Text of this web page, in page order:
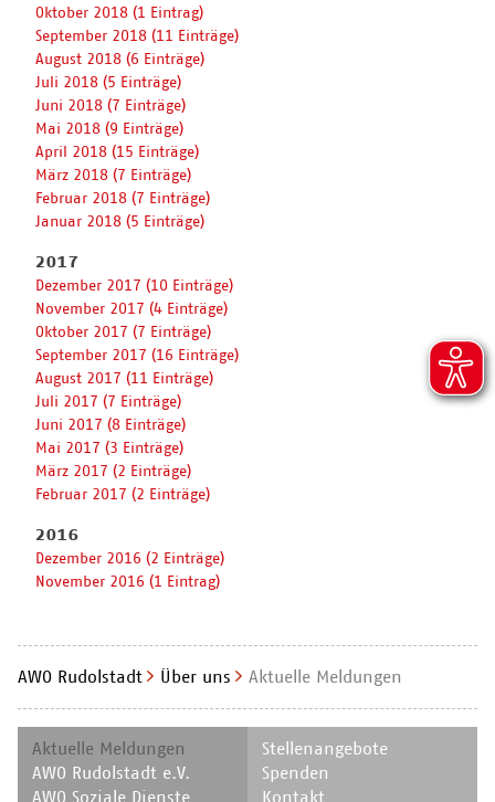
Oktober 2018 (1 Eintrag)
September 2018 (11 Einträge)
August 2018 (6 Einträge)
Juli 2018 (5 Einträge)
Juni 2018 (7 Einträge)
Mai 2018 (9 Einträge)
April 2018 (15 Einträge)
März 2018 (7 Einträge)
Februar 2018 (7 Einträge)
Januar 2018 (5 Einträge)
2017
Dezember 2017 (10 Einträge)
November 2017 (4 Einträge)
Oktober 2017 (7 Einträge)
September 2017 (16 Einträge)
August 2017 (11 Einträge)
Juli 2017 (7 Einträge)
Juni 2017 (8 Einträge)
Mai 2017 (3 Einträge)
März 2017 (2 Einträge)
Februar 2017 (2 Einträge)
2016
Dezember 2016 (2 Einträge)
November 2016 (1 Eintrag)
AWO Rudolstadt Über uns Aktuelle Meldungen
Navigation
überspringen
Aktuelle Meldungen
AWO Rudolstadt e.V.
AWO Soziale Dienste
Navigation
überspringen
Stellenangebote
Spenden
Kontakt